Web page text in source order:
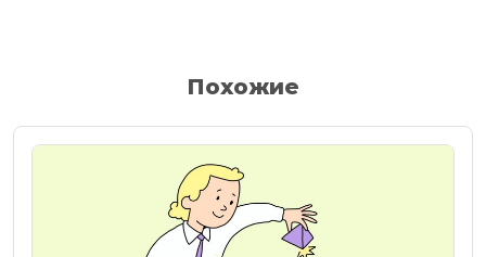
Похожие